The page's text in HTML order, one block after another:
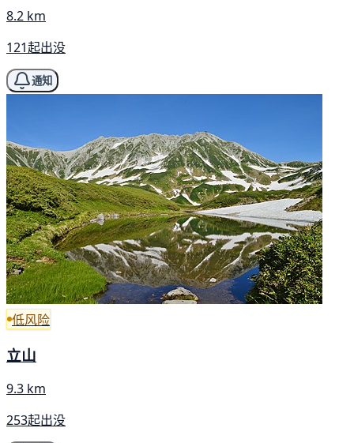
8.2 km
121起出没
通知
低风险
立山
9.3 km
253起出没